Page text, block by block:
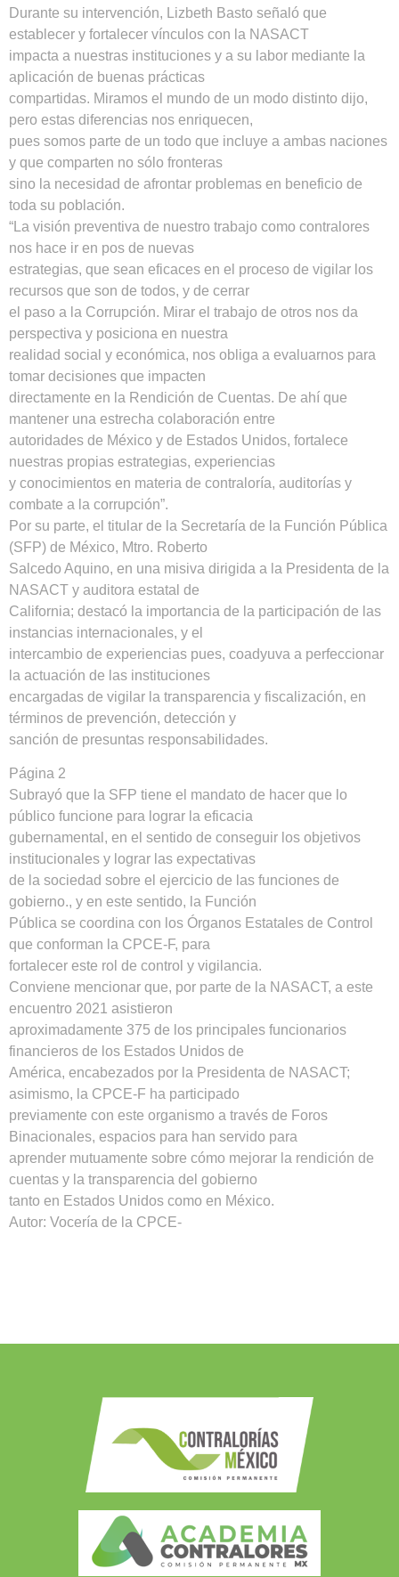
Durante su intervención, Lizbeth Basto señaló que
establecer y fortalecer vínculos con la NASACT
impacta a nuestras instituciones y a su labor mediante la
aplicación de buenas prácticas
compartidas. Miramos el mundo de un modo distinto dijo,
pero estas diferencias nos enriquecen,
pues somos parte de un todo que incluye a ambas naciones
y que comparten no sólo fronteras
sino la necesidad de afrontar problemas en beneficio de
toda su población.
“La visión preventiva de nuestro trabajo como contralores
nos hace ir en pos de nuevas
estrategias, que sean eficaces en el proceso de vigilar los
recursos que son de todos, y de cerrar
el paso a la Corrupción. Mirar el trabajo de otros nos da
perspectiva y posiciona en nuestra
realidad social y económica, nos obliga a evaluarnos para
tomar decisiones que impacten
directamente en la Rendición de Cuentas. De ahí que
mantener una estrecha colaboración entre
autoridades de México y de Estados Unidos, fortalece
nuestras propias estrategias, experiencias
y conocimientos en materia de contraloría, auditorías y
combate a la corrupción”.
Por su parte, el titular de la Secretaría de la Función Pública
(SFP) de México, Mtro. Roberto
Salcedo Aquino, en una misiva dirigida a la Presidenta de la
NASACT y auditora estatal de
California; destacó la importancia de la participación de las
instancias internacionales, y el
intercambio de experiencias pues, coadyuva a perfeccionar
la actuación de las instituciones
encargadas de vigilar la transparencia y fiscalización, en
términos de prevención, detección y
sanción de presuntas responsabilidades.
Página 2
Subrayó que la SFP tiene el mandato de hacer que lo
público funcione para lograr la eficacia
gubernamental, en el sentido de conseguir los objetivos
institucionales y lograr las expectativas
de la sociedad sobre el ejercicio de las funciones de
gobierno., y en este sentido, la Función
Pública se coordina con los Órganos Estatales de Control
que conforman la CPCE-F, para
fortalecer este rol de control y vigilancia.
Conviene mencionar que, por parte de la NASACT, a este
encuentro 2021 asistieron
aproximadamente 375 de los principales funcionarios
financieros de los Estados Unidos de
América, encabezados por la Presidenta de NASACT;
asimismo, la CPCE-F ha participado
previamente con este organismo a través de Foros
Binacionales, espacios para han servido para
aprender mutuamente sobre cómo mejorar la rendición de
cuentas y la transparencia del gobierno
tanto en Estados Unidos como en México.
Autor: Vocería de la CPCE-